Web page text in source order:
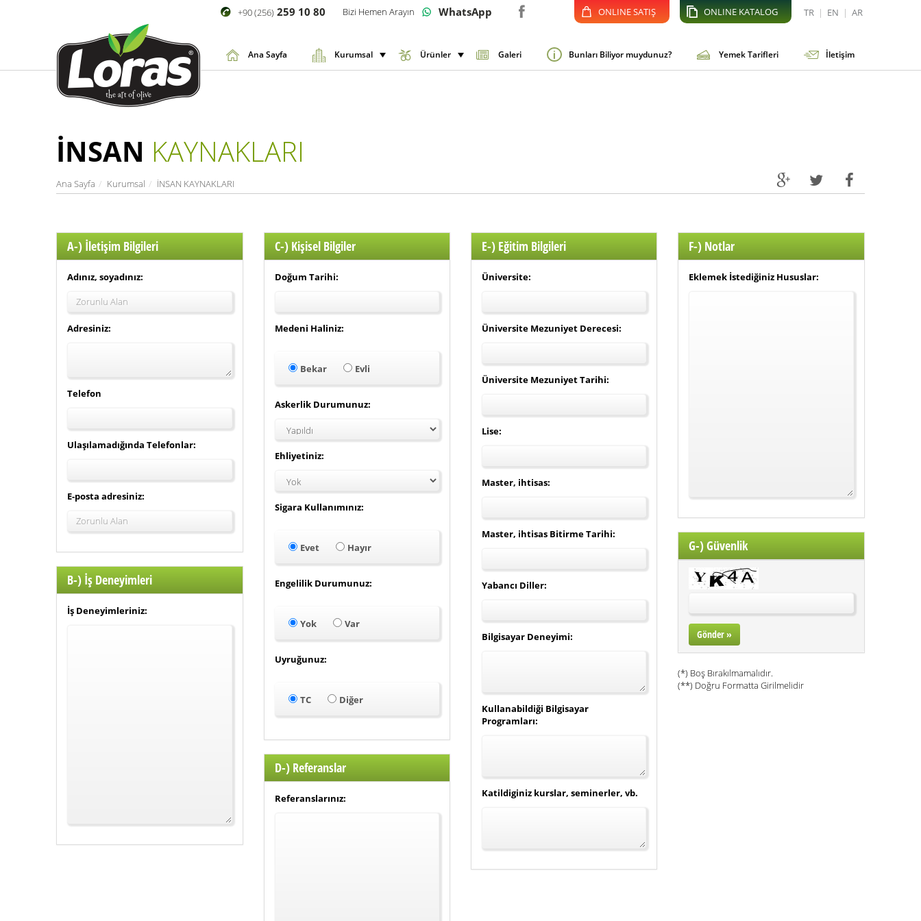
TR | EN | AR
ONLINE KATALOG
ONLINE SATIŞ
+90 (256) 259 10 80 Bizi Hemen Arayın WhatsApp
Ana Sayfa Kurumsal Ürünler Galeri Bunları Biliyor muydunuz? Yemek Tarifleri İletişim
İNSAN KAYNAKLARI
Ana Sayfa Kurumsal İNSAN KAYNAKLARI
A-) İletişim Bilgileri
Adınız, soyadınız:
Adresiniz:
Telefon
Ulaşılamadığında Telefonlar:
E-posta adresiniz:
B-) İş Deneyimleri
İş Deneyimleriniz:
C-) Kişisel Bilgiler
Doğum Tarihi:
Medeni Haliniz:
Bekar Evli
Askerlik Durumunuz:
Ehliyetiniz:
Sigara Kullanımınız:
Evet Hayır
Engelilik Durumunuz:
Yok Var
Uyruğunuz:
TC Diğer
D-) Referanslar
Referanslarınız:
E-) Eğitim Bilgileri
Üniversite:
Üniversite Mezuniyet Derecesi:
Üniversite Mezuniyet Tarihi:
Lise:
Master, ihtisas:
Master, ihtisas Bitirme Tarihi:
Yabancı Diller:
Bilgisayar Deneyimi:
Kullanabildiği Bilgisayar
Programları:
Katildiginiz kurslar, seminerler, vb.
F-) Notlar
Eklemek İstediğiniz Hususlar:
G-) Güvenlik
(*) Boş Bırakılmamalıdır.
(**) Doğru Formatta Girilmelidir